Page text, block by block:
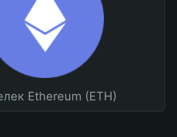
Ethereum (ETH)